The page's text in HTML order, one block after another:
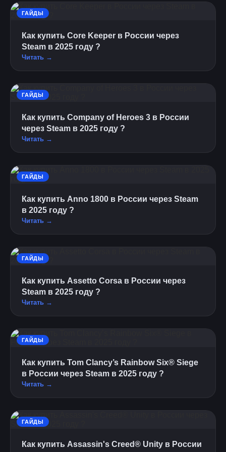
ГАЙДЫ
Как купить Core Keeper в России через
Steam в 2025 году ?
Читать →
ГАЙДЫ
Как купить Company of Heroes 3 в России
через Steam в 2025 году ?
Читать →
ГАЙДЫ
Как купить Anno 1800 в России через Steam
в 2025 году ?
Читать →
ГАЙДЫ
Как купить Assetto Corsa в России через
Steam в 2025 году ?
Читать →
ГАЙДЫ
Как купить Tom Clancy’s Rainbow Six® Siege
в России через Steam в 2025 году ?
Читать →
ГАЙДЫ
Как купить Assassin's Creed® Unity в России